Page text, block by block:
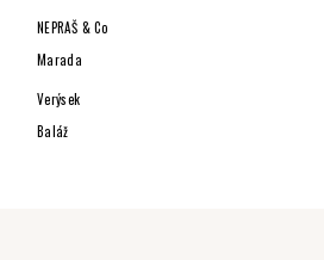
NEPRAŠ & Co
Marada
Verýsek
Baláž